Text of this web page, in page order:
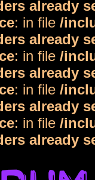
already
: in file /
already
: in file /
already
: in file /
already
: in file /
already